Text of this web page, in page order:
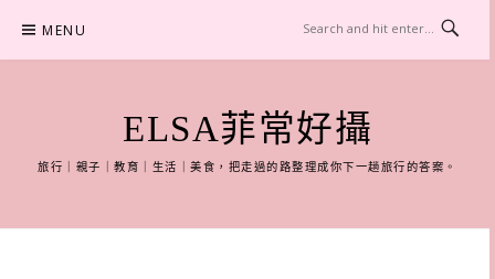
content
MENU
ELSA菲常好攝
旅行｜親子｜教育｜生活｜美食，把走過的路整理成你下一趟旅行的答案。